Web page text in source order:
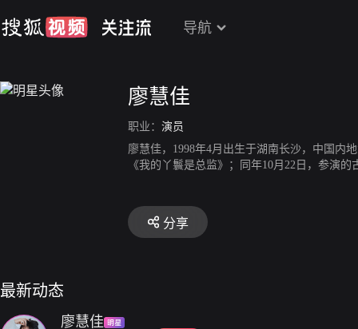
导航
廖慧佳
职业： 演员
廖慧佳，1998年4月出生于湖南长沙，中国内
《我的丫鬟是总监》；同年10月22日，参演
分享
最新动态
廖慧佳